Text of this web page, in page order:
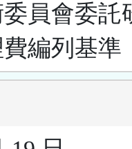
員會委託
編列基準